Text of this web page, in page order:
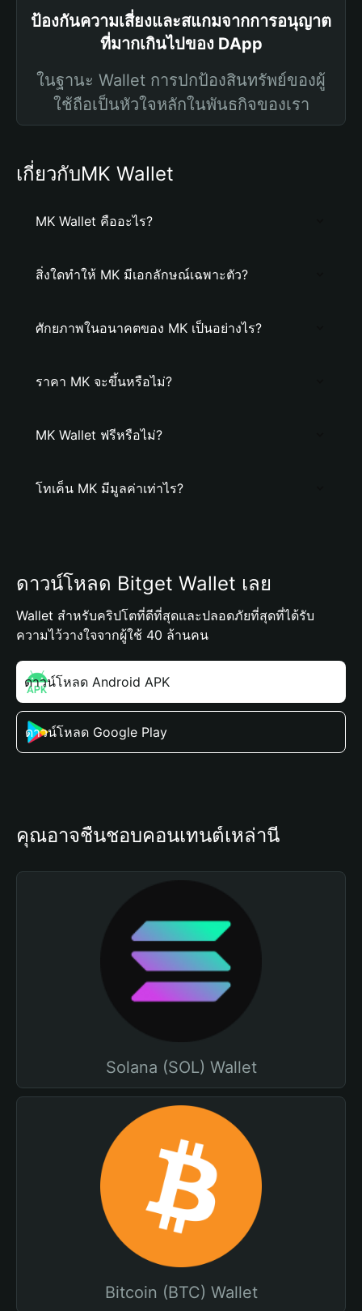
ป้องกันความเสี่ยงและสแกมจากการอนุญาต
ที่มากเกินไปของ DApp
ในฐานะ Wallet การปกป้องสินทรัพย์ของผู้
ใช้ถือเป็นหัวใจหลักในพันธกิจของเรา
เกี่ยวกับMK Wallet
MK Wallet คืออะไร?
สิ่งใดทำให้ MK มีเอกลักษณ์เฉพาะตัว?
ศักยภาพในอนาคตของ MK เป็นอย่างไร?
ราคา MK จะขึ้นหรือไม่?
MK Wallet ฟรีหรือไม่?
โทเค็น MK มีมูลค่าเท่าไร?
ดาวน์โหลด Bitget Wallet เลย
Wallet สำหรับคริปโตที่ดีที่สุดและปลอดภัยที่สุดที่ได้รับ
ความไว้วางใจจากผู้ใช้ 40 ล้านคน
ดาวน์โหลด Android APK
ดาวน์โหลด Google Play
คุณอาจชื่นชอบคอนเทนต์เหล่านี้
Solana (SOL) Wallet
Bitcoin (BTC) Wallet